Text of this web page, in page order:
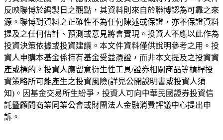
反映聯博於編製日之觀點，其資料則來自於聯博認為可靠之來
源。聯博對資料之正確性不為任何陳述或保證，亦不保證資料
提及之任何估計、預測或意見將會實現。投資人不應以此作為
投資決策依據或投資建議。本文件資料僅供說明參考之用。投
資人申購本基金係持有基金受益憑證，而非本文提及之投資資
產或標的。投資人應留意衍生性工具/證券相關商品等槓桿投
資策略所可能產生之投資風險(詳見公開說明書或投資人須
知)。因基金交易所生紛爭，投資人可向中華民國證券投資信
託暨顧問商業同業公會或財團法人金融消費評議中心提出申
訴。